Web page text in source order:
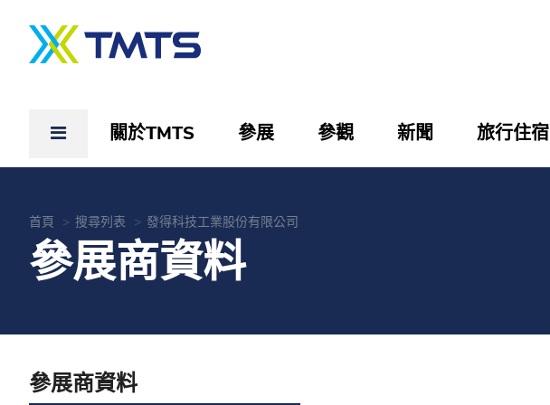
關於TMTS 參展 參觀 新聞 旅行住宿
首頁 搜尋列表 發得科技工業股份有限公司
參展商資料
參展商資料